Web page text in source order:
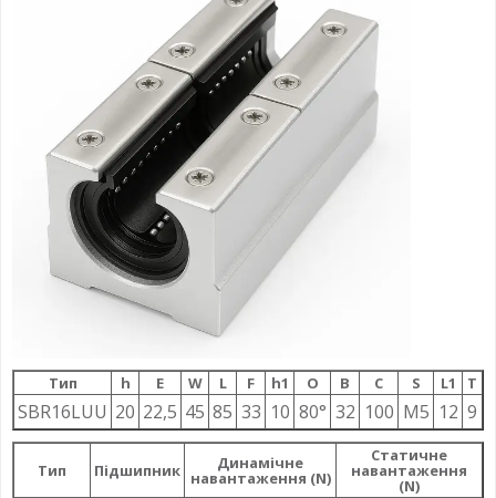
Тип h E W L F h1 О B C S L1 T
SBR16LUU 20 22,5 45 85 33 10 80° 32 100 M5 12 9
Тип Підшипник Динамічне
навантаження (N)
Статичне
навантаження
(N)